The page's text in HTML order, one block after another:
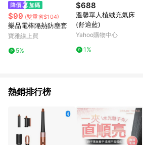
$99 (雙重省$104)
樂品電棒隔熱防塵套
寶雅線上買
5%
$688
溫馨單人植絨充氣床
(舒適藍)
Yahoo購物中心
1%
熱銷排行榜